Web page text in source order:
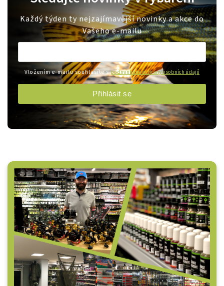
Každý týden ty nejzajímavější novinky a akce do
Vašeho e-mailu
Vložením e-mailu souhlasíte spodmínkami ochrany osobních údajů
Přihlásit se